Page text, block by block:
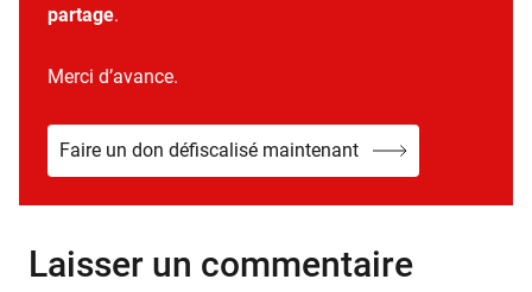
partage.
Merci d’avance.
Faire un don défiscalisé maintenant
Laisser un commentaire